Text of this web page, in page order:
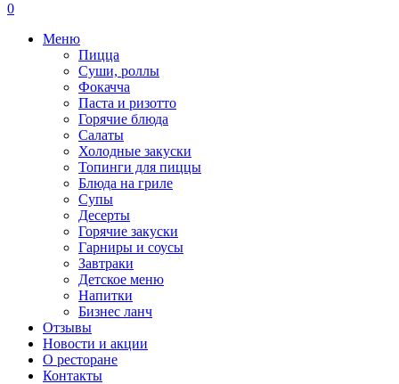
0
Меню
Пицца
Суши, роллы
Фокачча
Паста и ризотто
Горячие блюда
Салаты
Холодные закуски
Топинги для пиццы
Блюда на гриле
Супы
Десерты
Горячие закуски
Гарниры и соусы
Завтраки
Детское меню
Напитки
Бизнес ланч
Отзывы
Новости и акции
О ресторане
Контакты